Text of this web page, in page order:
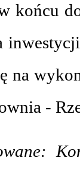
końcu
na
-